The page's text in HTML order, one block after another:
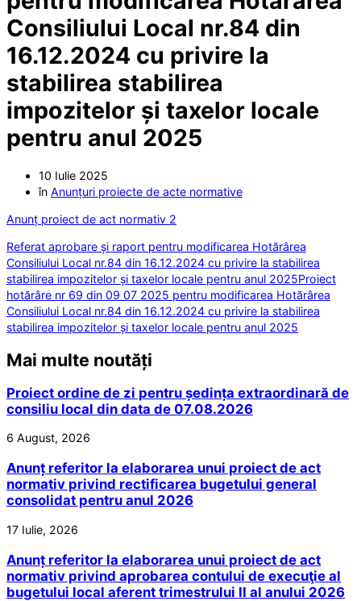
Consiliului Local nr.84 din
16.12.2024 cu privire la
stabilirea stabilirea
impozitelor și taxelor locale
pentru anul 2025
10 Iulie 2025
în Anunțuri proiecte de acte normative
Anunț proiect de act normativ 2
Referat aprobare și raport pentru modificarea Hotărârea
Consiliului Local nr.84 din 16.12.2024 cu privire la stabilirea
stabilirea impozitelor și taxelor locale pentru anul 2025Proiect
hotărâre nr 69 din 09 07 2025 pentru modificarea Hotărârea
Consiliului Local nr.84 din 16.12.2024 cu privire la stabilirea
stabilirea impozitelor și taxelor locale pentru anul 2025
Mai multe noutăți
Proiect ordine de zi pentru ședința extraordinară de
consiliu local din data de 07.08.2026
6 August, 2026
Anunț referitor la elaborarea unui proiect de act
normativ privind rectificarea bugetului general
consolidat pentru anul 2026
17 Iulie, 2026
Anunț referitor la elaborarea unui proiect de act
normativ privind aprobarea contului de execuţie al
bugetului local aferent trimestrului II al anului 2026